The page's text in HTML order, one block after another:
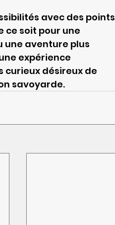
avec des points
ce soit pour une
une aventure plus
expérience
curieux désireux de
savoyarde.